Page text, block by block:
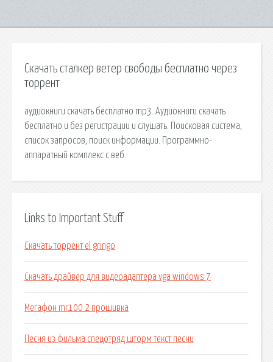
Скачать сталкер ветер свободы бесплатно через
торрент
аудиокниги скачать бесплатно mp3. Аудиокниги скачать
бесплатно и без регистрации и слушать. Поисковая сиcтема,
список запросов, поиск информации. Программно-
аппаратный комплекс с веб.
Links to Important Stuff
Скачать торрент el gringo
Скачать драйвер для видеоадаптера vga windows 7
Мегафон mr100 2 прошивка
Песня из фильма спецотряд шторм текст песни